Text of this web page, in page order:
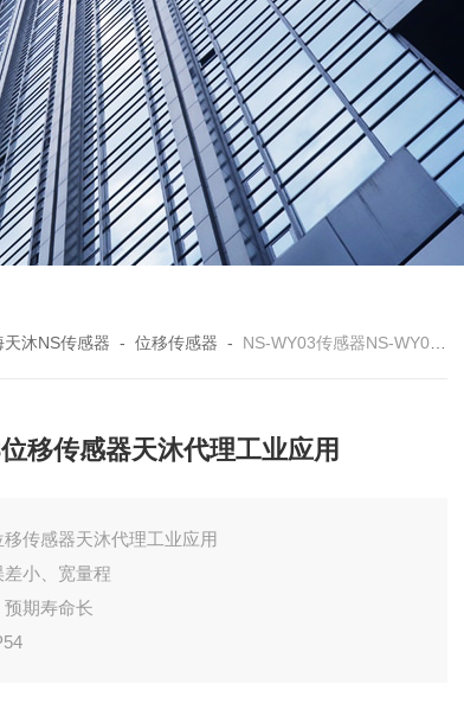
天沐NS传感器 -位移传感器 - NS-WY03传感器NS-WY03位移传感器天沐代理工业应用
移传感器天沐代理工业应用
移传感器天沐代理工业应用
小、宽量程
期寿命长